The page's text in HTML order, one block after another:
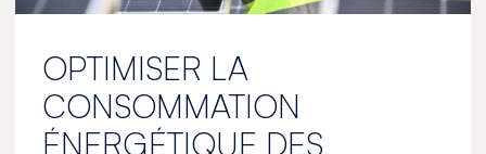
OPTIMISER LA
CONSOMMATION
ÉNERGÉTIQUE DES